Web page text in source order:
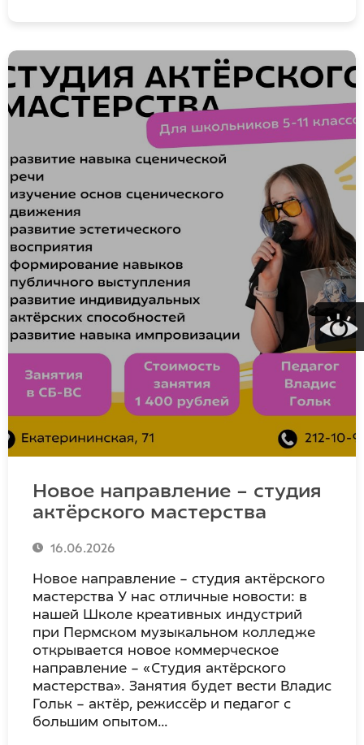
Новое направление – студия
актёрского мастерства
16.06.2026
Новое направление – студия актёрского
мастерства У нас отличные новости: в
нашей Школе креативных индустрий
при Пермском музыкальном колледже
открывается новое коммерческое
направление – «Студия актёрского
мастерства». Занятия будет вести Владис
Гольк – актёр, режиссёр и педагог с
большим опытом…